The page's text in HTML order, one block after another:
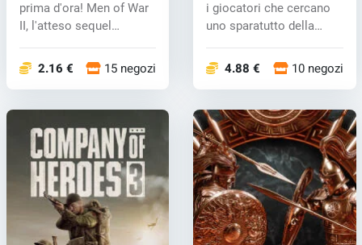
prima d'ora! Men of War
II, l'atteso sequel
2.16 € 15 negozi
i giocatori che cercano
uno sparatutto della
4.88 € 10 negozi